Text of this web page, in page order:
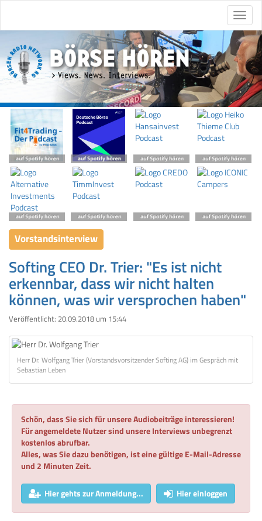
Vorstandsinterview
Softing CEO Dr. Trier: "Es ist nicht
erkennbar, dass wir nicht halten
können, was wir versprochen haben"
Veröffentlicht: 20.09.2018 um 15:44
Herr Dr. Wolfgang Trier (Vorstandsvorsitzender Softing AG) im Gespräch mit
Sebastian Leben
Schön, dass Sie sich für unsere Audiobeiträge interessieren!
Für angemeldete Nutzer sind unsere Interviews unbegrenzt
kostenlos abrufbar.
Alles, was Sie dazu benötigen, ist eine gültige E-Mail-Adresse
und 2 Minuten Zeit.
Hier gehts zur Anmeldung... Hier einloggen